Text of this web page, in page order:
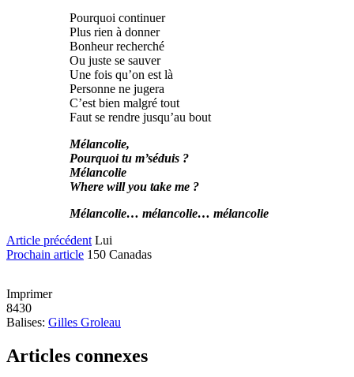
Pourquoi continuer
Plus rien à donner
Bonheur recherché
Ou juste se sauver
Une fois qu’on est là
Personne ne jugera
C’est bien malgré tout
Faut se rendre jusqu’au bout
Mélancolie,
Pourquoi tu m’séduis ?
Mélancolie
Where will you take me ?
Mélancolie… mélancolie… mélancolie
Article précédent Lui
Prochain article 150 Canadas
Imprimer
8430
Balises: Gilles Groleau
Articles connexes